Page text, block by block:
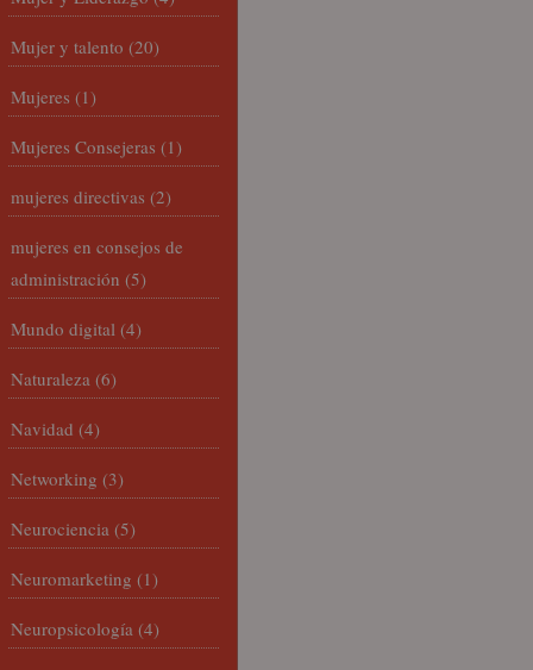
Mujer y talento (20)
Mujeres (1)
Mujeres Consejeras (1)
mujeres directivas (2)
mujeres en consejos de
administración (5)
Mundo digital (4)
Naturaleza (6)
Navidad (4)
Networking (3)
Neurociencia (5)
Neuromarketing (1)
Neuropsicología (4)